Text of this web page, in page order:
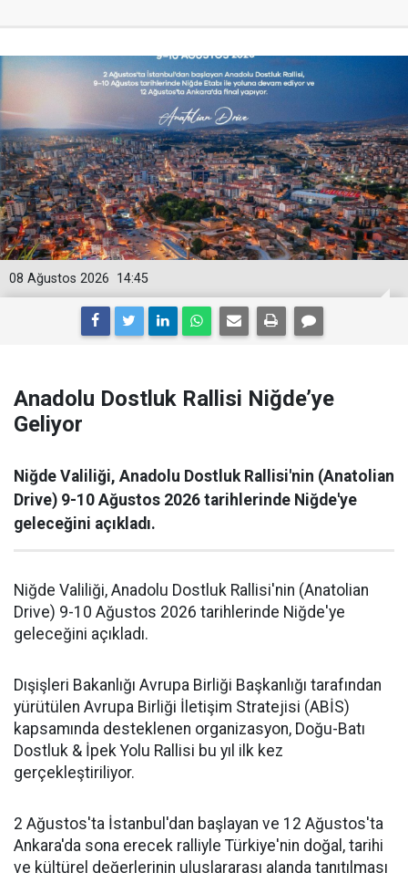
14:45
08 Ağustos 2026
Anadolu Dostluk Rallisi Niğde’ye
Geliyor
Niğde Valiliği, Anadolu Dostluk Rallisi'nin (Anatolian
Drive) 9-10 Ağustos 2026 tarihlerinde Niğde'ye
geleceğini açıkladı.
Niğde Valiliği, Anadolu Dostluk Rallisi'nin (Anatolian
Drive) 9-10 Ağustos 2026 tarihlerinde Niğde'ye
geleceğini açıkladı.
Dışişleri Bakanlığı Avrupa Birliği Başkanlığı tarafından
yürütülen Avrupa Birliği İletişim Stratejisi (ABİS)
kapsamında desteklenen organizasyon, Doğu-Batı
Dostluk & İpek Yolu Rallisi bu yıl ilk kez
gerçekleştiriliyor.
2 Ağustos'ta İstanbul'dan başlayan ve 12 Ağustos'ta
Ankara'da sona erecek ralliyle Türkiye'nin doğal, tarihi
ve kültürel değerlerinin uluslararası alanda tanıtılması